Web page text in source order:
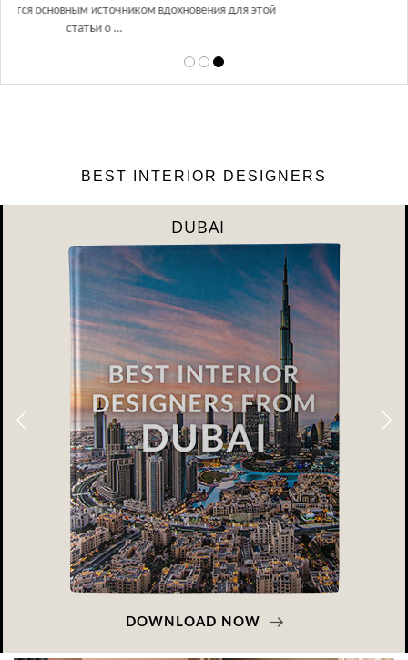
Glazov Design Group- это одна из лучших студий дизайна интерьера
BEST INTERIOR DESIGNERS
DUBAI
DOWNLOAD NOW